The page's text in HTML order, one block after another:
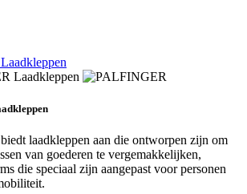
laadkleppen aan die ontworpen zijn om
van goederen te vergemakkelijken,
die speciaal zijn aangepast voor personen